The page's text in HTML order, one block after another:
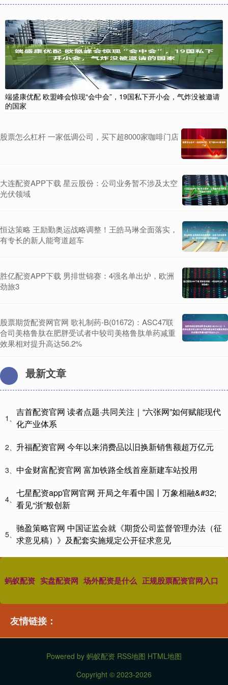
端盛康优配 欧盟峰会惊现“会中会”，19国私下开小会，气炸没被邀请
的国家
股票怎么杠杆 一家低调公司，买下超8000家咖啡门店
大连配资APP下载 星云股份：公司业务暂不涉及太空
光伏领域
恒达策略 王励勤奥运战略调整！王皓马琳全面落实，
有专长的新人能弯道超车
胜亿配资APP下载 男排世锦赛：4强名单出炉，欧洲
劲旅3
股票期货配资网官网 歌礼制药-B(01672)：ASC47联
合司美格鲁肽在肥胖受试者中较司美格鲁肽单药减重
效果相对提升高达56.2%
最新文章
1、
吉首配资官网 读者点题·共同关注｜“六张网”如何赋能现代
化产业体系
2、 升福配资官网 今年以来消费品以旧换新销售额超万亿元
3、 中金财富配资官网 富加铁路全线首座新建车站投用
4、
七星配资app官网官网 开局之年看中国丨万象相融&#32;
看见“浙”般创新
5、
驰盈策略官网 中国证监会就《期货公司监督管理办法（征
求意见稿）》及配套实施规定公开征求意见
蚂蚁配资 实盘配资网 场外配资是什么 正规股票配资官网入口
友情链接：
Powered by 蚂蚁配资 RSS地图 HTML地图
Copyright © 2023-2026